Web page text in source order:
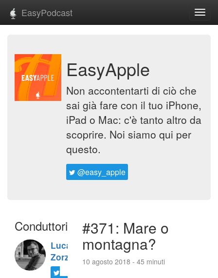
EasyPodcast
EasyApple
Non accontentarti di ciò che
sai già fare con il tuo iPhone,
iPad o Mac: c'è tanto altro da
scoprire. Noi siamo qui per
questo.
@easy_apple
Conduttori
Luca
Zorzi
#371: Mare o
montagna?
10 agosto 2018 - 45 minuti